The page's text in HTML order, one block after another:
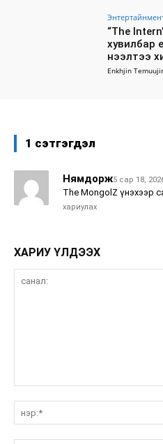
“The
хувилбар
нээлтээ
Enkhjin
1 сэтгэгдэл
Нямдорж5 сар 18,
The MongolZ үнэхээр
хариулах
ХАРИУ ҮЛДЭЭХ